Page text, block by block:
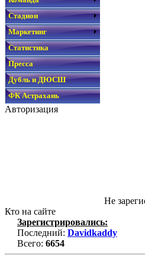
Стадион
Маркетинг
Статистика
Пресса
Дубль и ДЮСШ
ФК Астрахань
Авторизация
Не
Кто на сайте
Зарегистрировались:
Последний: Davidkaddy
Всего: 6654